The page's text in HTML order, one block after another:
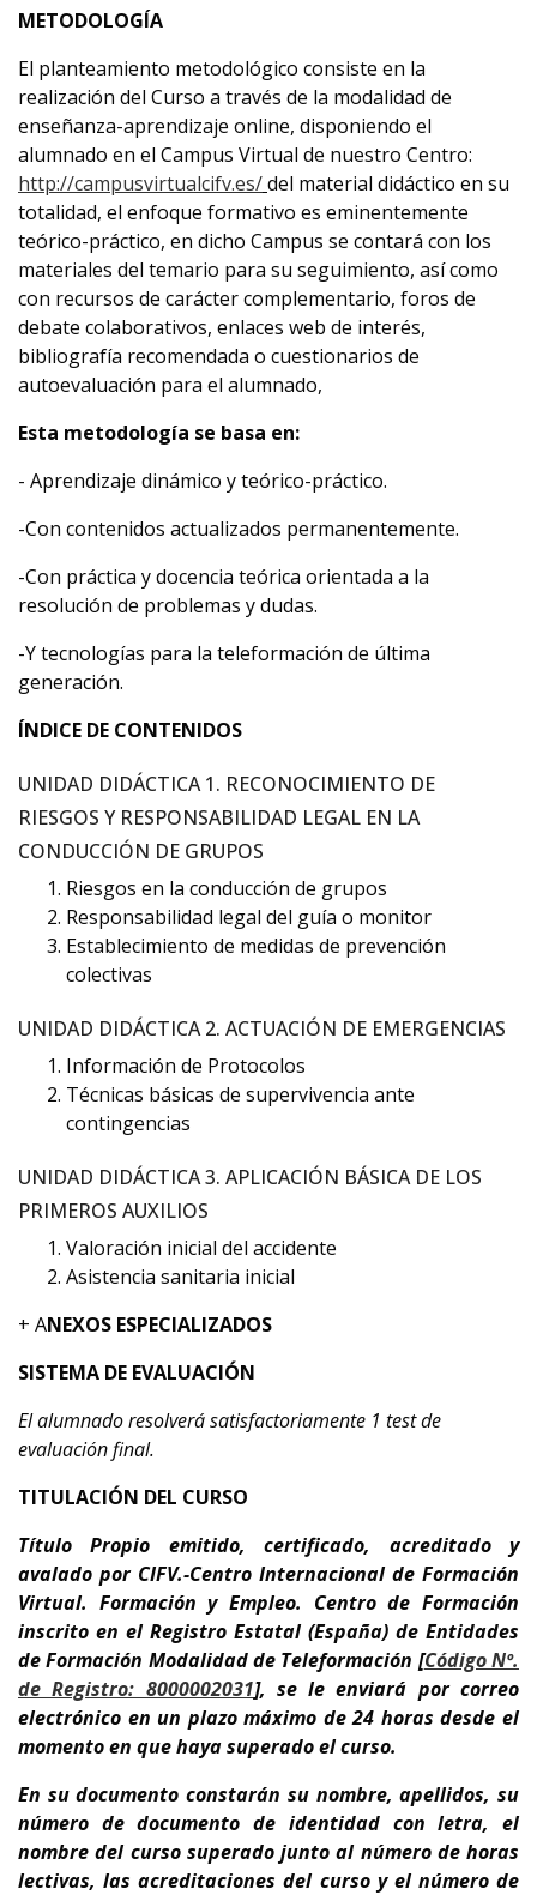
METODOLOGÍA
El planteamiento metodológico consiste en la
realización del Curso a través de la modalidad de
enseñanza-aprendizaje online, disponiendo el
alumnado en el Campus Virtual de nuestro Centro:
http://campusvirtualcifv.es/del material didáctico en su
totalidad, el enfoque formativo es eminentemente
teórico-práctico, en dicho Campus se contará con los
materiales del temario para su seguimiento, así como
con recursos de carácter complementario, foros de
debate colaborativos, enlaces web de interés,
bibliografía recomendada o cuestionarios de
autoevaluación para el alumnado,
Esta metodología se basa en:
- Aprendizaje dinámico y teórico-práctico.
-Con contenidos actualizados permanentemente.
-Con práctica y docencia teórica orientada a la
resolución de problemas y dudas.
-Y tecnologías para la teleformación de última
generación.
ÍNDICE DE CONTENIDOS
UNIDAD DIDÁCTICA 1. RECONOCIMIENTO DE
RIESGOS Y RESPONSABILIDAD LEGAL EN LA
CONDUCCIÓN DE GRUPOS
Riesgos en la conducción de grupos
Responsabilidad legal del guía o monitor
Establecimiento de medidas de prevención
colectivas
UNIDAD DIDÁCTICA 2. ACTUACIÓN DE EMERGENCIAS
Información de Protocolos
Técnicas básicas de supervivencia ante
contingencias
UNIDAD DIDÁCTICA 3. APLICACIÓN BÁSICA DE LOS
PRIMEROS AUXILIOS
Valoración inicial del accidente
Asistencia sanitaria inicial
+ ANEXOS ESPECIALIZADOS
SISTEMA DE EVALUACIÓN
El alumnado resolverá satisfactoriamente 1 test de
evaluación final.
TITULACIÓN DEL CURSO
Título Propio emitido, certificado, acreditado y
avalado por CIFV.-Centro Internacional de Formación
Virtual. Formación y Empleo. Centro de Formación
inscrito en el Registro Estatal (España) de Entidades
de Formación Modalidad de Teleformación [Código Nº.
de Registro: 8000002031], se le enviará por correo
electrónico en un plazo máximo de 24 horas desde el
momento en que haya superado el curso.
En su documentoconstarán su nombre, apellidos, su
número de documento de identidad con letra, el
nombre del curso superado junto al número de horas
lectivas, las acreditaciones del curso y el número de